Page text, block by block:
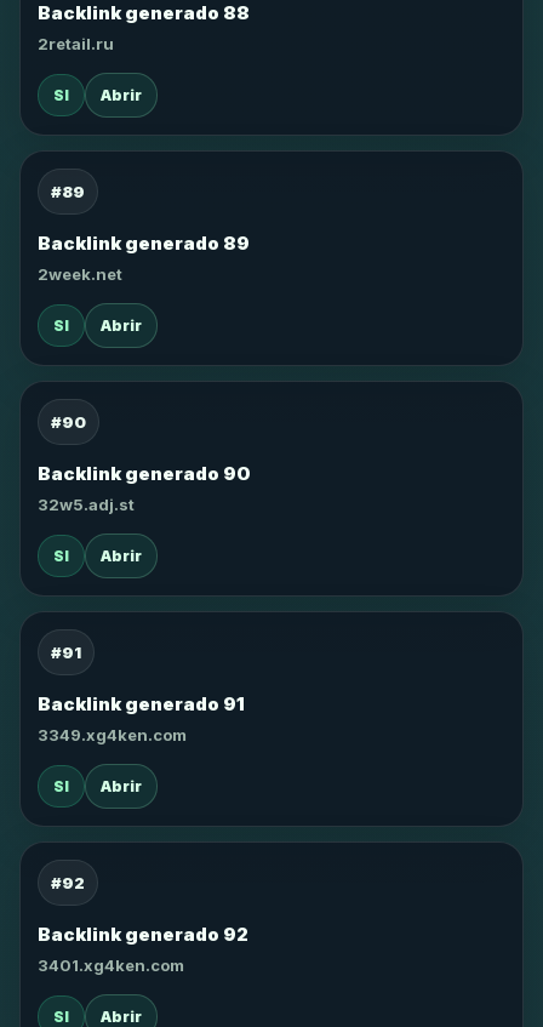
Backlink generado 88
2retail.ru
SI Abrir
#89
Backlink generado 89
2week.net
SI Abrir
#90
Backlink generado 90
32w5.adj.st
SI Abrir
#91
Backlink generado 91
3349.xg4ken.com
SI Abrir
#92
Backlink generado 92
3401.xg4ken.com
SI Abrir